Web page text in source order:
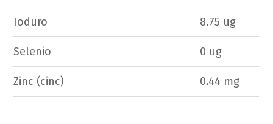
Ioduro 8.75 ug
Selenio 0 ug
Zinc (cinc) 0.44 mg